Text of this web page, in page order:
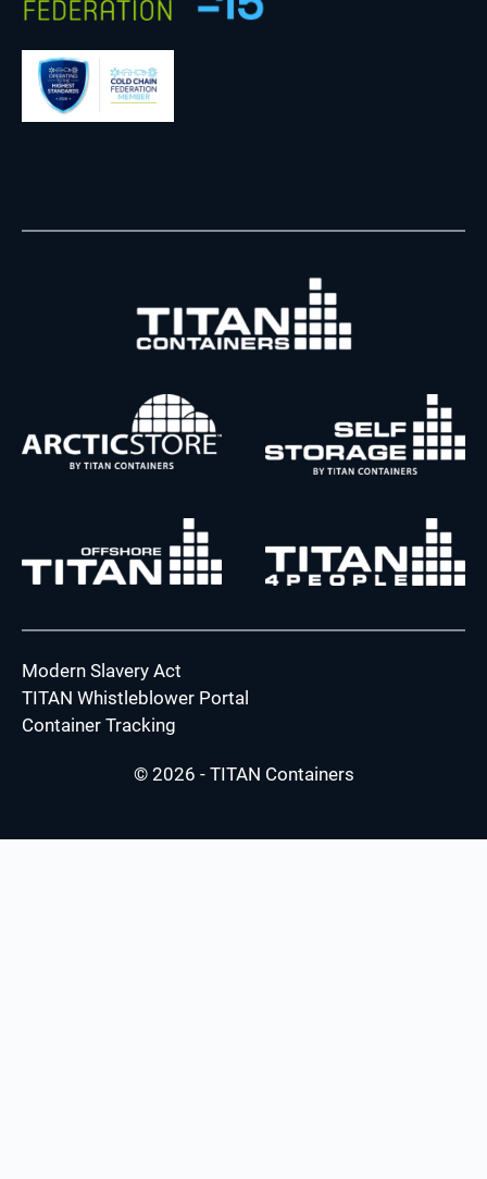
Modern Slavery Act
TITAN Whistleblower Portal
Container Tracking
© 2026 - TITAN Containers